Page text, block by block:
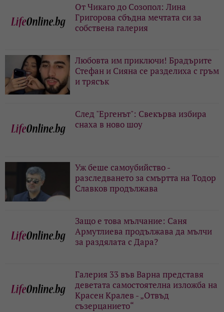
От Чикаго до Созопол: Лина
Григорова сбъдна мечтата си за
собствена галерия
Любовта им приключи! Брадърите
Стефан и Сияна се разделиха с гръм
и трясък
След "Ергенът": Свекърва избира
снаха в ново шоу
Уж беше самоубийство -
разследването за смъртта на Тодор
Славков продължава
Защо е това мълчание: Саня
Армутлиева продължава да мълчи
за раздялата с Дара?
Галерия 33 във Варна представя
деветата самостоятелна изложба на
Красен Кралев - „Отвъд
съзерцанието“